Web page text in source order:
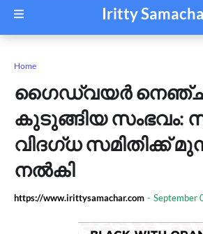
Iritty
Home
ഗൈഡ്‌വയർ
കുടുങ്ങിയ
വിദഗ്ധ സമിതിക്ക്
നൽകി
https://www.irittysamachar.com - September